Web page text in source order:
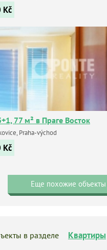
Kč
77 м² в Праге Восток
Praha-východ
Kč
Еще похожие объекты
в разделе Квартиры